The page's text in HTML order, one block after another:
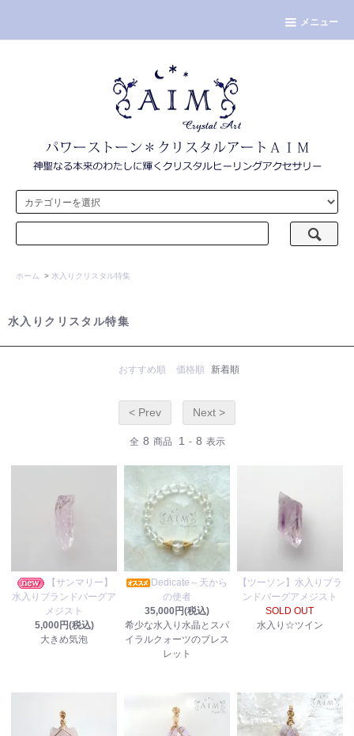
メニュー
ホーム > 水入りクリスタル特集
水入りクリスタル特集
おすすめ順 価格順 新着順
< Prev Next >
全 8 商品 1 - 8 表示
【サンマリー】
水入りブランドバーグア
メジスト
5,000円(税込)
大きめ気泡
Dedicate～天から
の使者
35,000円(税込)
希少な水入り水晶とスパ
イラルクォーツのブレス
レット
【ツーソン】水入りブラ
ンドバーグアメジスト
SOLD OUT
水入り☆ツイン